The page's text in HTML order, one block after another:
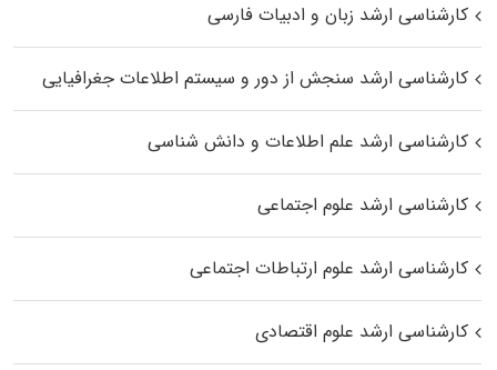
کارشناسی ارشد زبان و ادبیات فارسی
کارشناسی ارشد سنجش از دور و سیستم اطلاعات جغرافیایی
کارشناسی ارشد علم اطلاعات و دانش شناسی
کارشناسی ارشد علوم اجتماعی
کارشناسی ارشد علوم ارتباطات اجتماعی
کارشناسی ارشد علوم اقتصادی